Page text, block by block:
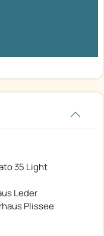
35 Light
Leder
Plissee